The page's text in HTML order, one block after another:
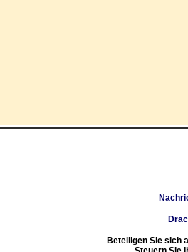
Beteiligen Sie sich